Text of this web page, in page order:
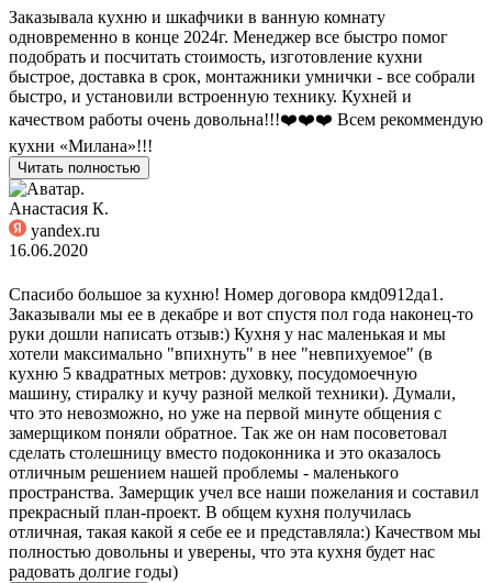
Заказывала кухню и шкафчики в ванную комнату
одновременно в конце 2024г. Менеджер все быстро помог
подобрать и посчитать стоимость, изготовление кухни
быстрое, доставка в срок, монтажники умнички - все собрали
быстро, и установили встроенную технику. Кухней и
качеством работы очень довольна!!!❤️❤️❤️ Всем рекоммендую
кухни «Милана»!!!
Читать полностью
Анастасия К.
yandex.ru
16.06.2020
Спасибо большое за кухню! Номер договора кмд0912да1.
Заказывали мы ее в декабре и вот спустя пол года наконец-то
руки дошли написать отзыв:) Кухня у нас маленькая и мы
хотели максимально "впихнуть" в нее "невпихуемое" (в
кухню 5 квадратных метров: духовку, посудомоечную
машину, стиралку и кучу разной мелкой техники). Думали,
что это невозможно, но уже на первой минуте общения с
замерщиком поняли обратное. Так же он нам посоветовал
сделать столешницу вместо подоконника и это оказалось
отличным решением нашей проблемы - маленького
пространства. Замерщик учел все наши пожелания и составил
прекрасный план-проект. В общем кухня получилась
отличная, такая какой я себе ее и представляла:) Качеством мы
полностью довольны и уверены, что эта кухня будет нас
радовать долгие годы)